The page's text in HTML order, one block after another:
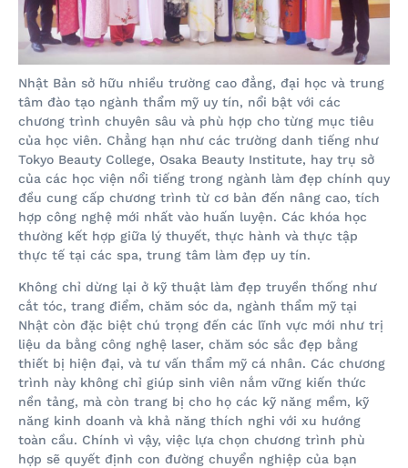
Nhật Bản sở hữu nhiều trường cao đẳng, đại học và trung
tâm đào tạo ngành thẩm mỹ uy tín, nổi bật với các
chương trình chuyên sâu và phù hợp cho từng mục tiêu
của học viên. Chẳng hạn như các trường danh tiếng như
Tokyo Beauty College, Osaka Beauty Institute, hay trụ sở
của các học viện nổi tiếng trong ngành làm đẹp chính quy
đều cung cấp chương trình từ cơ bản đến nâng cao, tích
hợp công nghệ mới nhất vào huấn luyện. Các khóa học
thường kết hợp giữa lý thuyết, thực hành và thực tập
thực tế tại các spa, trung tâm làm đẹp uy tín.
Không chỉ dừng lại ở kỹ thuật làm đẹp truyền thống như
cắt tóc, trang điểm, chăm sóc da, ngành thẩm mỹ tại
Nhật còn đặc biệt chú trọng đến các lĩnh vực mới như trị
liệu da bằng công nghệ laser, chăm sóc sắc đẹp bằng
thiết bị hiện đại, và tư vấn thẩm mỹ cá nhân. Các chương
trình này không chỉ giúp sinh viên nắm vững kiến thức
nền tảng, mà còn trang bị cho họ các kỹ năng mềm, kỹ
năng kinh doanh và khả năng thích nghi với xu hướng
toàn cầu. Chính vì vậy, việc lựa chọn chương trình phù
hợp sẽ quyết định con đường chuyển nghiệp của bạn